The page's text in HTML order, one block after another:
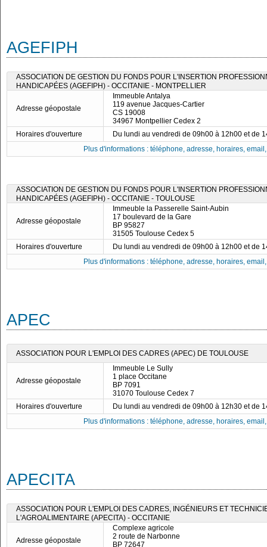
AGEFIPH
ASSOCIATION DE GESTION DU FONDS POUR L'INSERTION
HANDICAPÉES (AGEFIPH) - OCCITANIE - MONTPELLIER
Adresse géopostale
Immeuble Antalya
119 avenue Jacques-Cartier
CS 19008
34967 Montpellier Cedex 2
Horaires d'ouverture
Du lundi au vendredi de 09h00 à 12h00 et de
Plus d'informations : téléphone, adresse, horaires,
ASSOCIATION DE GESTION DU FONDS POUR L'INSERTION
HANDICAPÉES (AGEFIPH) - OCCITANIE - TOULOUSE
Adresse géopostale
Immeuble la Passerelle Saint-Aubin
17 boulevard de la Gare
BP 95827
31505 Toulouse Cedex 5
Horaires d'ouverture
Du lundi au vendredi de 09h00 à 12h00 et de
Plus d'informations : téléphone, adresse, horaires,
APEC
ASSOCIATION POUR L'EMPLOI DES CADRES (APEC) DE TOULOUSE
Adresse géopostale
Immeuble Le Sully
1 place Occitane
BP 7091
31070 Toulouse Cedex 7
Horaires d'ouverture
Du lundi au vendredi de 09h00 à 12h30 et de
Plus d'informations : téléphone, adresse, horaires,
APECITA
ASSOCIATION POUR L'EMPLOI DES CADRES, INGÉNIEURS ET
L'AGROALIMENTAIRE (APECITA) - OCCITANIE
Adresse géopostale
Complexe agricole
2 route de Narbonne
BP 72647